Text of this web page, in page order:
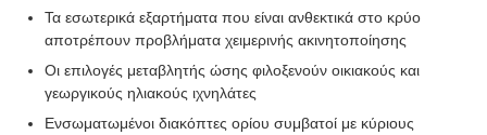
Τα εσωτερικά εξαρτήματα που είναι ανθεκτικά στο κρύο
αποτρέπουν προβλήματα χειμερινής ακινητοποίησης
Οι επιλογές μεταβλητής ώσης φιλοξενούν οικιακούς και
γεωργικούς ηλιακούς ιχνηλάτες
Ενσωματωμένοι διακόπτες ορίου συμβατοί με κύριους